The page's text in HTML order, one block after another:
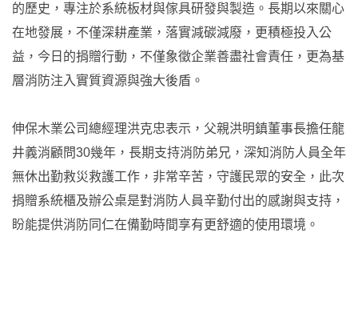
的歷史，專注於系統板材與傢具研發與製造。長期以來關心
在地發展，不僅深耕產業，落實減碳減廢，更積極投入公
益，今日的捐贈行動，不僅象徵企業善盡社會責任，更為基
層消防注入實質資源與強大後盾。
伸保木業公司總經理洪克忠表示，父親洪明鎮董事長擔任龍
井義消顧問30幾年，長期支持消防弟兄，深知消防人員全年
無休出勤救災救護工作，非常辛苦，守護民眾的安全，此次
捐贈系統櫃及辦公桌是對消防人員辛勤付出的感謝與支持，
盼能提供消防同仁在備勤時間享有更舒適的使用環境。